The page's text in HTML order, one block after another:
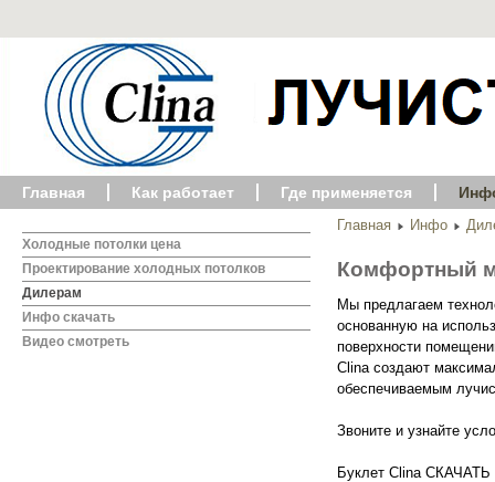
Главная Как работает Где применяется
Главная Инфо
Комфортный
Мы предлагаем
основанную на
поверхности
Clina создают
обеспечиваемым
Звоните и узнайте
Буклет Clina СКАЧАТЬ
Холодные потолки цена
Проектирование холодных потолков
Дилерам
Инфо скачать
Видео смотреть